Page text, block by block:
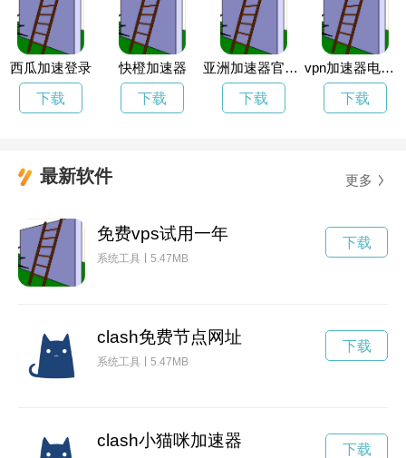
西瓜加速登录
下载
快橙加速器
下载
亚洲加速器官方版
下载
vpn加速器电脑版
下载
最新软件 更多
免费vps试用一年
系统工具 5.47MB
下载
clash免费节点网址
系统工具 5.47MB
下载
clash小猫咪加速器 下载